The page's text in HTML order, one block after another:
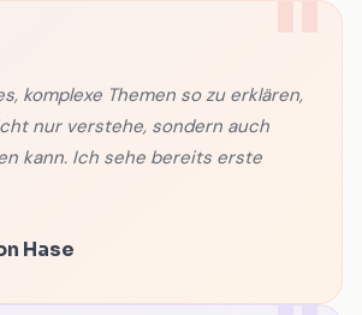
komplexe Themen so zu erklären,
nur verstehe, sondern auch
kann. Ich sehe bereits erste
Hase